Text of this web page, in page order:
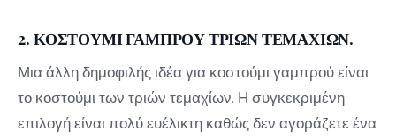
2. ΚΟΣΤΟΥΜΙ ΓΑΜΠΡΟΥ ΤΡΙΩΝ ΤΕΜΑΧΙΩΝ.
Μια άλλη δημοφιλής ιδέα για κοστούμι γαμπρού είναι
το κοστούμι των τριών τεμαχίων. Η συγκεκριμένη
επιλογή είναι πολύ ευέλικτη καθώς δεν αγοράζετε ένα